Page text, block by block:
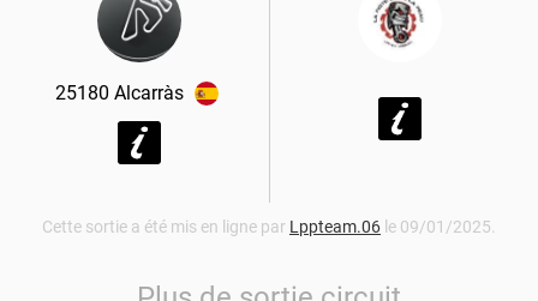
25180 Alcarràs
Cette sortie a été mis en ligne par Lppteam.06le 09/01/2025.